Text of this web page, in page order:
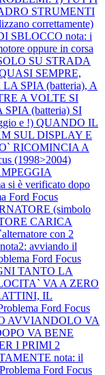
STRUMENTI
correttamente)
SBLOCCO nota: i
oppure in corsa
SU STRADA
SEMPRE,
SPIA (batteria), A
A VOLTE SI
(batteria) SI
e !) QUANDO IL
SUL DISPLAY E
RICOMINCIA A
(1998>2004)
si è verificato dopo
Ford Focus
(simbolo
CARICA
con 2
avviando il
Ford Focus
TANTO LA
VA A ZERO
IL
Ford Focus
AVVIANDOLO VA
VA BENE
I PRIMI 2
nota: il
Problema Ford Focus